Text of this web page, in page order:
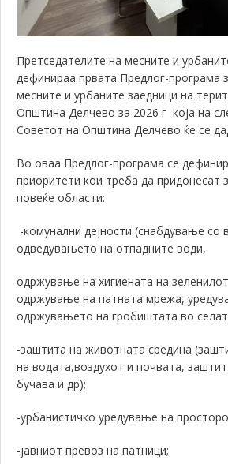
Претседателите на месните и
дефинираа првата Предлог-програма
месните и урбаните заедници на
Општина Делчево за 2026 г која на
Советот на Општина Делчево ќе се
Во оваа Предлог-програма се
приоритети кои треба да придонесат
повеќе области:
-комунални дејности (снабдување со
одведувањето на отпадните води,
одржување на хигиената на
одржување на патната мрежа,
одржувањето на гробиштата во
-заштита на животната средина
на водата,воздухот и почвата,
бучава и др);
-урбанистичко уредување на
-јавниот превоз на патници;